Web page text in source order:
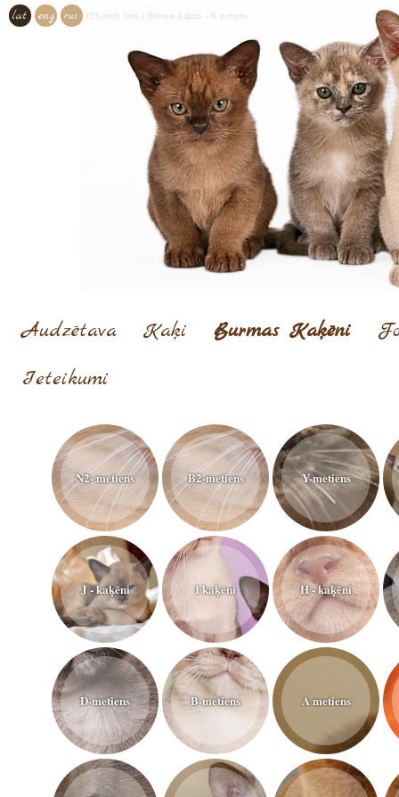
lat eng rus El'Loriell Onn Burmas kaķēni R metiens
Audzētava Kaķi Burmas Kaķēni
Ieteikumi
N2- metiens B2-metiens Y-metiens
J - kaķēni I kaķēni H - kaķēni
D-metiens B-metiens A metiens